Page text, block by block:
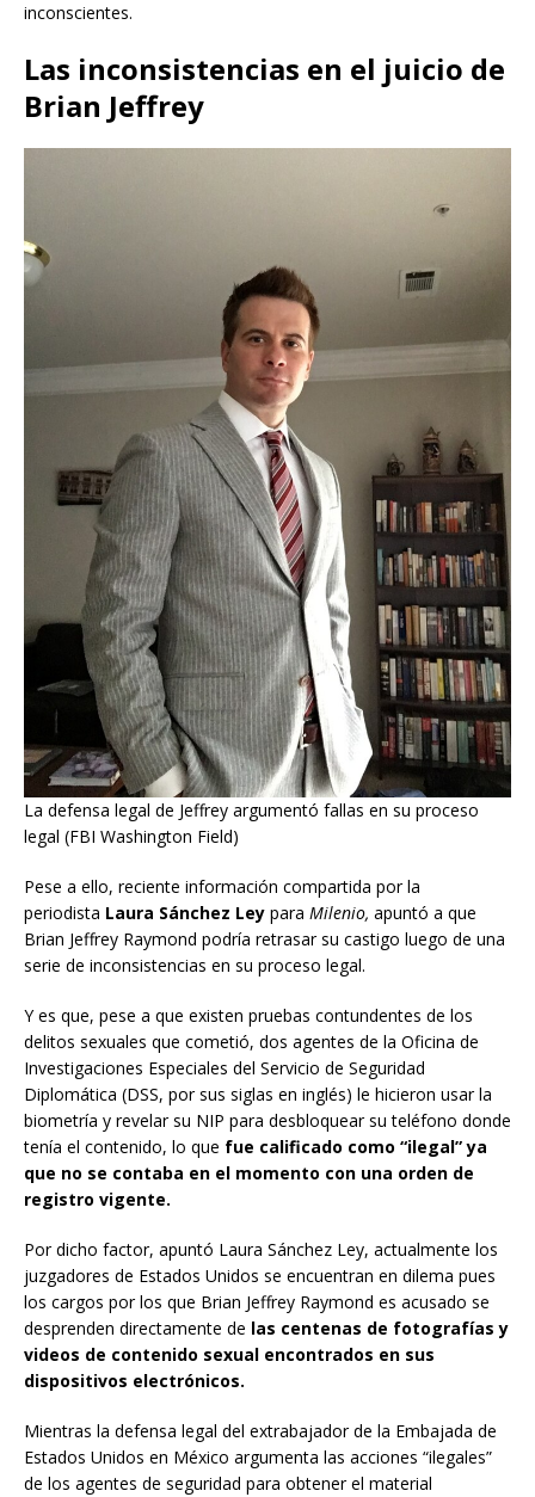
inconscientes.
Las inconsistencias en el juicio de
Brian Jeffrey
La defensa legal de Jeffrey argumentó fallas en su proceso
legal (FBI Washington Field)
Pese a ello, reciente información compartida por la
periodista Laura Sánchez Ley para Milenio, apuntó a que
Brian Jeffrey Raymond podría retrasar su castigo luego de una
serie de inconsistencias en su proceso legal.
Y es que, pese a que existen pruebas contundentes de los
delitos sexuales que cometió, dos agentes de la Oficina de
Investigaciones Especiales del Servicio de Seguridad
Diplomática (DSS, por sus siglas en inglés) le hicieron usar la
biometría y revelar su NIP para desbloquear su teléfono donde
tenía el contenido, lo que fue calificado como “ilegal” ya
que no se contaba en el momento con una orden de
registro vigente.
Por dicho factor, apuntó Laura Sánchez Ley, actualmente los
juzgadores de Estados Unidos se encuentran en dilema pues
los cargos por los que Brian Jeffrey Raymond es acusado se
desprenden directamente de las centenas de fotografías y
videos de contenido sexual encontrados en sus
dispositivos electrónicos.
Mientras la defensa legal del extrabajador de la Embajada de
Estados Unidos en México argumenta las acciones “ilegales”
de los agentes de seguridad para obtener el material